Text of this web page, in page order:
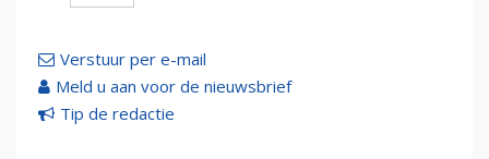
Verstuur per e-mail
Meld u aan voor de nieuwsbrief
Tip de redactie